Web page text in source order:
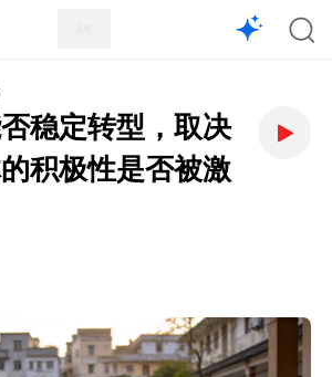
稳定转型，取决
积极性是否被激